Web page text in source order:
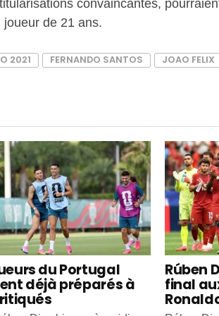
joueur de 21 ans.
2021 FERNANDO SANTOS JOAO FELIX
du Portugal
déjà préparés à
Rúben
final